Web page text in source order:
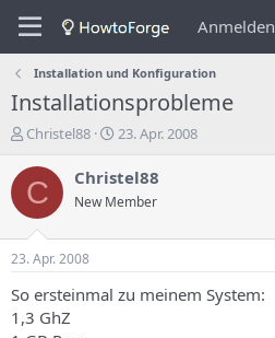
Anmelden
Installation und Konfiguration
Installationsprobleme
E
s
t
e
e
r
d
e
Christel88
E
s
e
n
23. Apr. 2008
C Christel88
New Member
23. Apr. 2008
So ersteinmal zu meinem System:
1,3 GhZ